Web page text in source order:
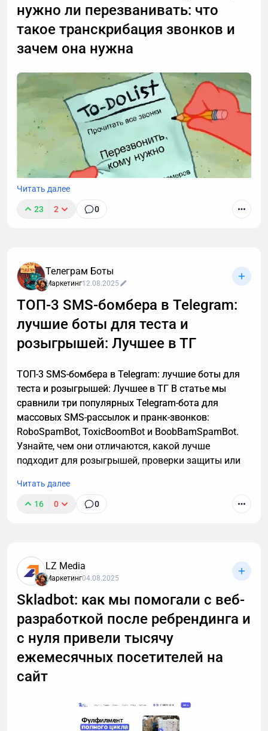
нужно ли перезванивать: что
такое транскрибация звонков и
зачем она нужна
Транскрибация преобразует разговоры в текст,
позволяя находить любые устные договоренности
буквально за секунды. Рассказываю принцип
работы этой технологии, способы ее применения. А
также — как настроить автоматическую
расшифровку, даже если вы не разбираетесь в
технике.
Читать далее
23 2 0
Телеграм Боты
Маркетинг12.08.2025
ТОП-3 SMS-бомбера в Telegram:
лучшие боты для теста и
розыгрышей: Лучшее в ТГ
ТОП-3 SMS-бомбера в Telegram: лучшие боты для
теста и розыгрышей: Лучшее в ТГ В статье мы
сравнили три популярных Telegram-бота для
массовых SMS-рассылок и пранк-звонков:
RoboSpamBot, ToxicBoomBot и BoobBamSpamBot.
Узнайте, чем они отличаются, какой лучше
подходит для розыгрышей, проверки защиты или
использования инструментов.
Читать далее
16 0 0
LZ Media
Маркетинг04.08.2025
Skladbot: как мы помогали с веб-
разработкой после ребрендинга и
с нуля привели тысячу
ежемесячных посетителей на
сайт